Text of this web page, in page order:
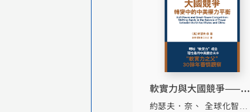
軟實力與大國競爭——轉
變中的中美權力平衡
約瑟夫．奈
全球化智庫